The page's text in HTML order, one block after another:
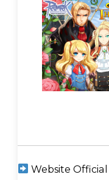
Website